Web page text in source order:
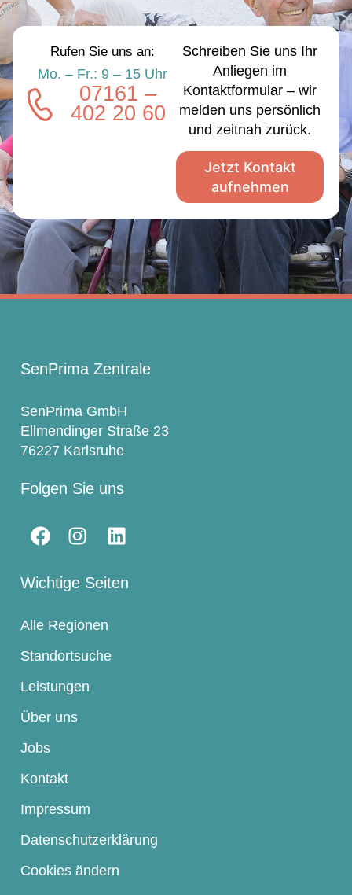
Rufen Sie uns an:
Mo. – Fr.: 9 – 15 Uhr
07161 –
402 20 60
Schreiben Sie uns Ihr
Anliegen im
Kontaktformular – wir
melden uns persönlich
und zeitnah zurück.
Jetzt Kontakt
aufnehmen
SenPrima Zentrale
SenPrima GmbH
Ellmendinger Straße 23
76227 Karlsruhe
Folgen Sie uns
Wichtige Seiten
Alle Regionen
Standortsuche
Leistungen
Über uns
Jobs
Kontakt
Impressum
Datenschutzerklärung
Cookies ändern